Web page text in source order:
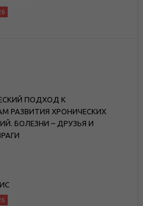
ПОДХОД К
РАЗВИТИЯ ХРОНИЧЕСКИХ
БОЛЕЗНИ – ДРУЗЬЯ И